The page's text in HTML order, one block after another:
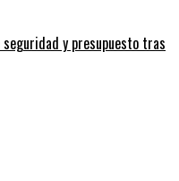
y presupuesto tras